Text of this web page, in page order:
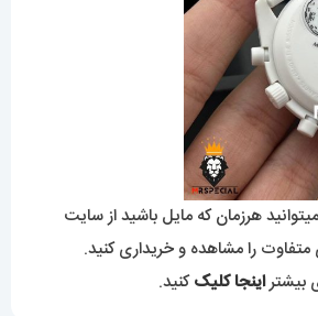
هرزمان که مایل باشید از سایت
را مشاهده و خریداری کنید.
بیشتراینجا کلیککنید.